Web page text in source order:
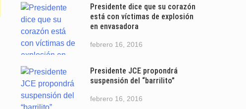
Presidente dice que su corazón
está con víctimas de explosión
en envasadora
febrero 16, 2016
Presidente JCE propondrá
suspensión del “barrilito”
febrero 16, 2016